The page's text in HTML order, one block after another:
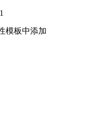
模板中添加